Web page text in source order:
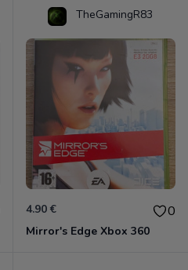
TheGamingR83
4.90 € 0
Mirror's Edge Xbox 360